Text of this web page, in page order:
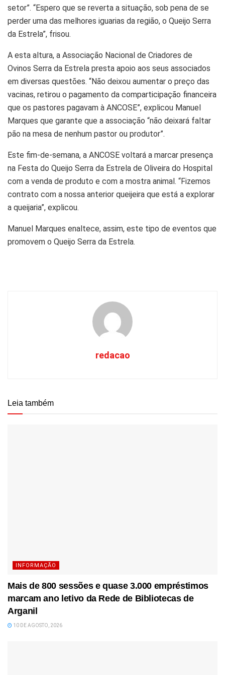
setor”. “Espero que se reverta a situação, sob pena de se
perder uma das melhores iguarias da região, o Queijo Serra
da Estrela”, frisou.
A esta altura, a Associação Nacional de Criadores de
Ovinos Serra da Estrela presta apoio aos seus associados
em diversas questões. “Não deixou aumentar o preço das
vacinas, retirou o pagamento da comparticipação financeira
que os pastores pagavam à ANCOSE”, explicou Manuel
Marques que garante que a associação “não deixará faltar
pão na mesa de nenhum pastor ou produtor”.
Este fim-de-semana, a ANCOSE voltará a marcar presença
na Festa do Queijo Serra da Estrela de Oliveira do Hospital
com a venda de produto e com a mostra animal. “Fizemos
contrato com a nossa anterior queijeira que está a explorar
a queijaria”, explicou.
Manuel Marques enaltece, assim, este tipo de eventos que
promovem o Queijo Serra da Estrela.
redacao
Leia também
INFORMAÇÃO
Mais de 800 sessões e quase 3.000 empréstimos
marcam ano letivo da Rede de Bibliotecas de
Arganil
10 DE AGOSTO, 2026